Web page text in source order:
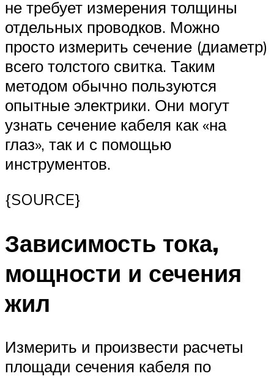
не требует измерения толщины
отдельных проводков. Можно
просто измерить сечение (диаметр)
всего толстого свитка. Таким
методом обычно пользуются
опытные электрики. Они могут
узнать сечение кабеля как «на
глаз», так и с помощью
инструментов.
{SOURCE}
Зависимость тока,
мощности и сечения
жил
Измерить и произвести расчеты
площади сечения кабеля по